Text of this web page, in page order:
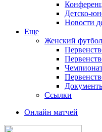
Детско-
Новости
Еще
Женский футбол
Ссылки
Онлайн матчей